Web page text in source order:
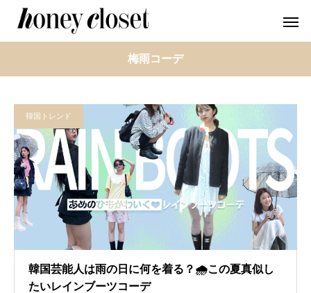
梅雨コーデ
韓国トレンド
韓国芸能人は雨の日に何を着る？🌧️この夏真似し
たいレインブーツコーデ